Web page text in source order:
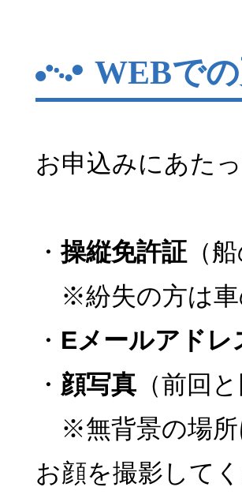
WEBで
お申込みにあた
・操縦免許証（
※紛失の方は車
・ Eメールアドレ
・ 顔写真（前回
※無背景の場所
お顔を撮影してく